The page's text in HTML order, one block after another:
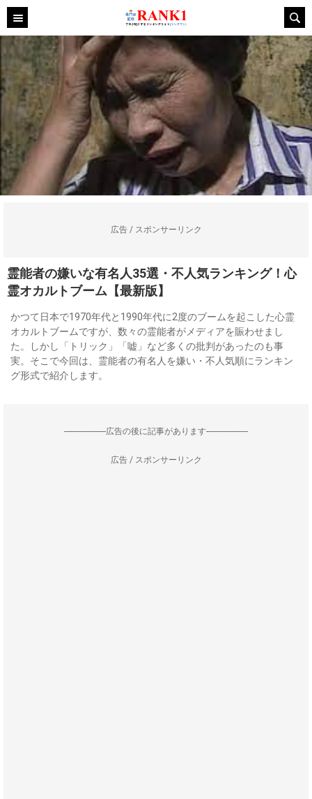
広告 / スポンサーリンク
霊能者の嫌いな有名人35選・不人気ランキング！心
霊オカルトブーム【最新版】
かつて日本で1970年代と1990年代に2度のブームを起こした心霊
オカルトブームですが、数々の霊能者がメディアを賑わせまし
た。しかし「トリック」「嘘」など多くの批判があったのも事
実。そこで今回は、霊能者の有名人を嫌い・不人気順にランキン
グ形式で紹介します。
--------------------広告の後に記事があります--------------------
広告 / スポンサーリンク